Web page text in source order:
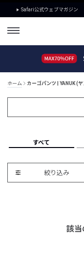
Safari公式ウェブマガジン
ホーム カーゴパンツ | YANUK (
すべて
絞り込み
該当